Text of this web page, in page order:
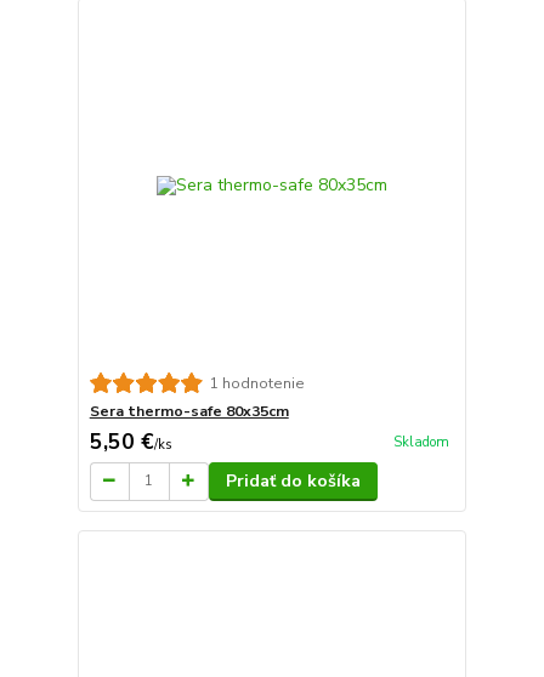
1 hodnotenie
Sera thermo-safe 80x35cm
5,50 €/ks Skladom
Pridať do košíka